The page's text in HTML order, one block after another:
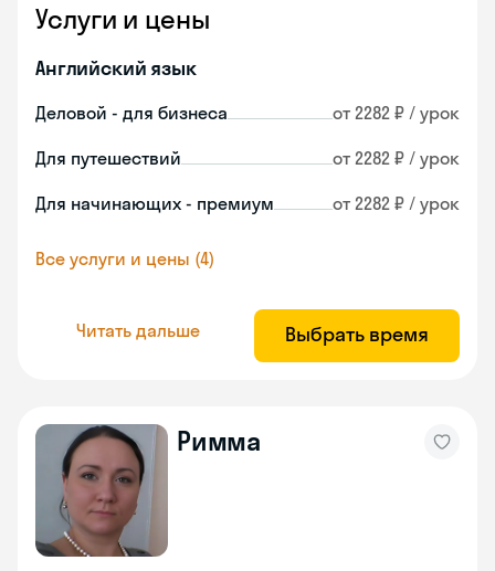
Услуги и цены
Английский язык
Деловой - для бизнеса от 2282 ₽ / урок
Для путешествий от 2282 ₽ / урок
Для начинающих - премиум от 2282 ₽ / урок
Все услуги и цены (4)
Читать дальше Выбрать время
Римма